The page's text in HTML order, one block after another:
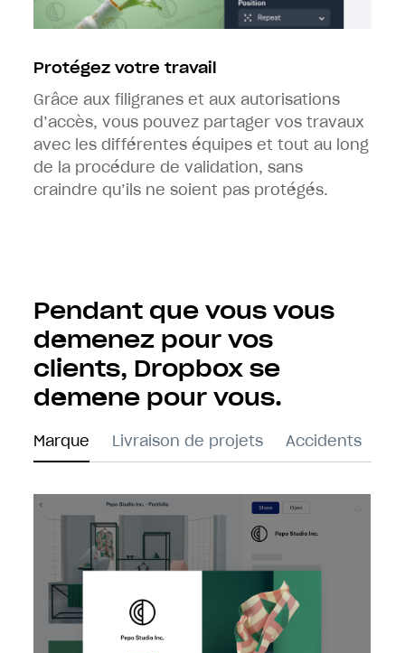
Protégez votre travail
Grâce aux filigranes et aux autorisations
d’accès, vous pouvez partager vos travaux
avec les différentes équipes et tout au long
de la procédure de validation, sans
craindre qu’ils ne soient pas protégés.
Pendant que vous vous
démenez pour vos
clients, Dropbox se
démène pour vous.
Marque Livraison de projets Accidents